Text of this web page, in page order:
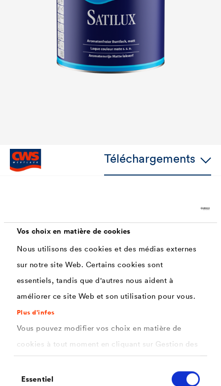
Vos choix en matière de cookies
Nous utilisons des cookies et des médias externes
sur notre site Web. Certains cookies sont
essentiels, tandis que d'autres nous aident à
améliorer ce site Web et son utilisation pour vous.
Plus d'infos
Vous pouvez modifier vos choix en matière de
cookies à tout moment en cliquant sur Gestion des
informations dans notre
politique de confidentialité
duEssentiel
Téléchargements
Peinture conforme aux directives COV
Application facile
Haute teneur en matières solides
Etalement garnissant, lisse
Weisslack)
Haut pouvoir couvrant avec bonne couverture